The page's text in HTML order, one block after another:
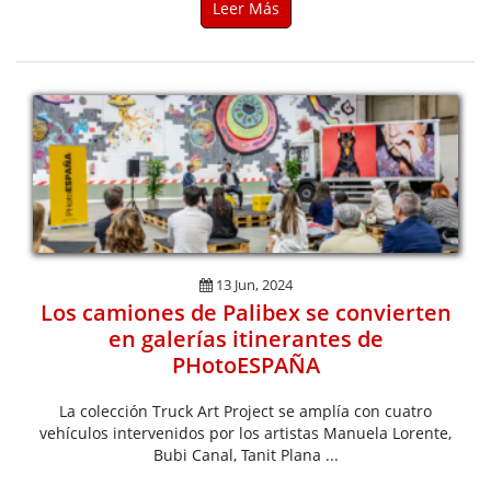
Leer Más
13 Jun, 2024
Los camiones de Palibex se convierten
en galerías itinerantes de
PHotoESPAÑA
La colección Truck Art Project se amplía con cuatro
vehículos intervenidos por los artistas Manuela Lorente,
Bubi Canal, Tanit Plana ...